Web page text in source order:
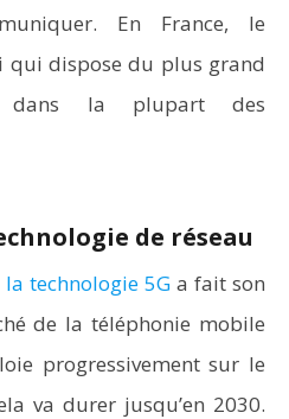
En France, le
qui dispose du plus grand
dans la plupart des
de réseau
la technologie 5G a fait son
de la téléphonie mobile
progressivement sur le
va durer jusqu’en 2030.